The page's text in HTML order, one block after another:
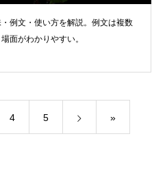
例文・使い方を解説。例文は複数
面がわかりやすい。
4 5 »